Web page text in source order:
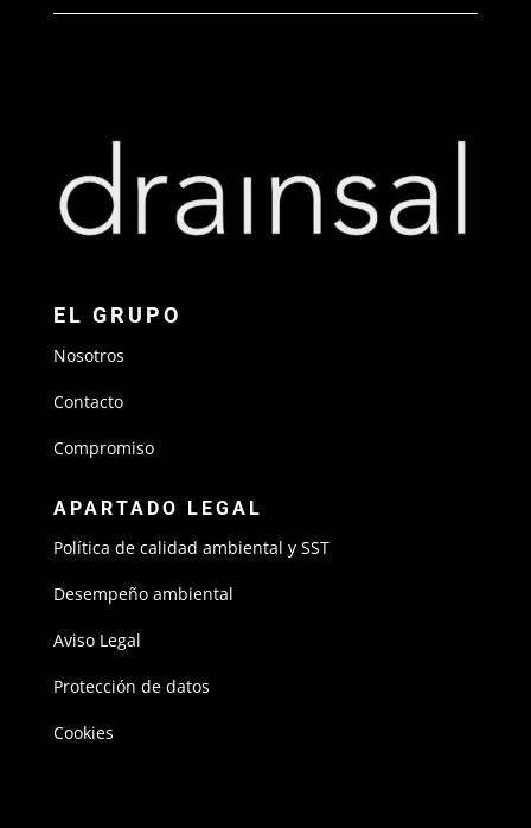
EL GRUPO
Nosotros
Contacto
Compromiso
APARTADO LEGAL
Política de calidad ambiental y SST
Desempeño ambiental
Aviso Legal
Protección de datos
Cookies